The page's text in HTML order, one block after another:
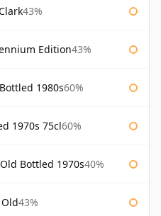
43%
Edition43%
1980s60%
1970s 75cl60%
Bottled 1970s40%
43%